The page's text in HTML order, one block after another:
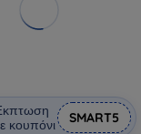
κουπόνι
SMART5